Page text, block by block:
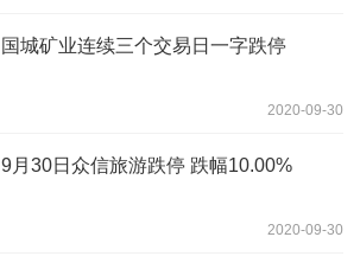
国城矿业连续三个交易日一字跌停
2020-09-30
9月30日众信旅游跌停 跌幅10.00%
2020-09-30